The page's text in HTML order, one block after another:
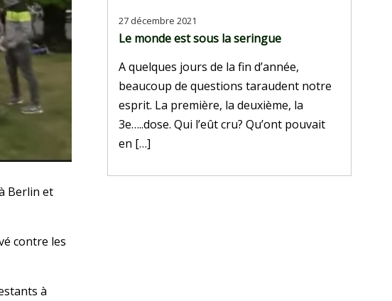
Berlin et
contre les
à
27 décembre 2021
Le monde est sous la seringue
A quelques jours de la fin d’année,
beaucoup de questions taraudent notre
esprit. La première, la deuxième, la
3e…..dose. Qui l’eût cru? Qu’ont pouvait
en […]